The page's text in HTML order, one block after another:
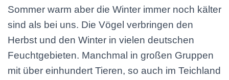
Sommer warm aber die Winter immer noch kälter
sind als bei uns. Die Vögel verbringen den
Herbst und den Winter in vielen deutschen
Feuchtgebieten. Manchmal in großen Gruppen
mit über einhundert Tieren, so auch im Teichland